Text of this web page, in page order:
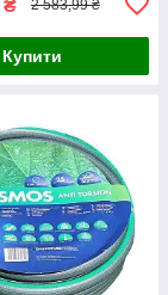
₴ 2 583,99 ₴
Купити